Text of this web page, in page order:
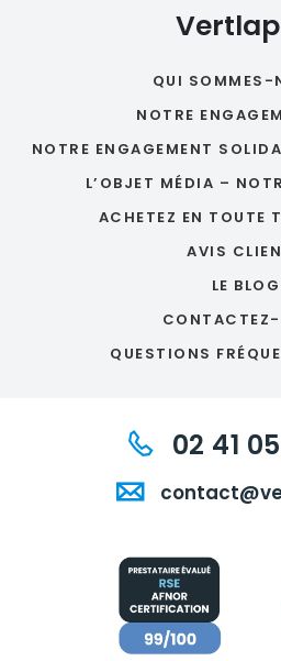
QUI SOMMES-
NOTRE
NOTRE ENGAGEMENT
L’OBJET MÉDIA –
ACHETEZ EN TOUTE
AVIS
LE BLOG
CONTACTEZ-
QUESTIONS
02 41